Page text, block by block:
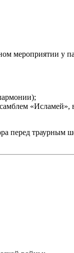
мероприятии у
«Исламей»,
перед траурным